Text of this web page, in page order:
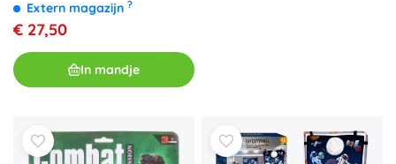
Extern magazijn ?
€ 27,50
In mandje